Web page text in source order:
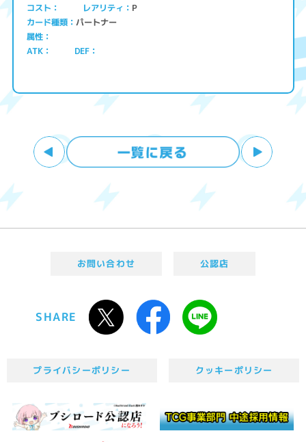
コスト レアリティ P
カード種類 パートナー
属性
ATK
DEF
お問い合わせ 公認店
SHARE
プライバシーポリシー クッキーポリシー